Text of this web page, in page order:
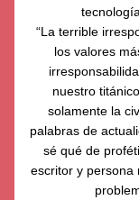
“La terrible
los valores
nuestro
solamente la
palabras de
sé qué de
escritor y persona